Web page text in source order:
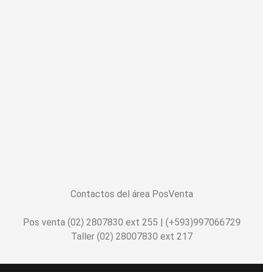
Contactos del área PosVenta
Pos venta (02) 2807830 ext 255 | (+593)997066729
Taller (02) 28007830 ext 217